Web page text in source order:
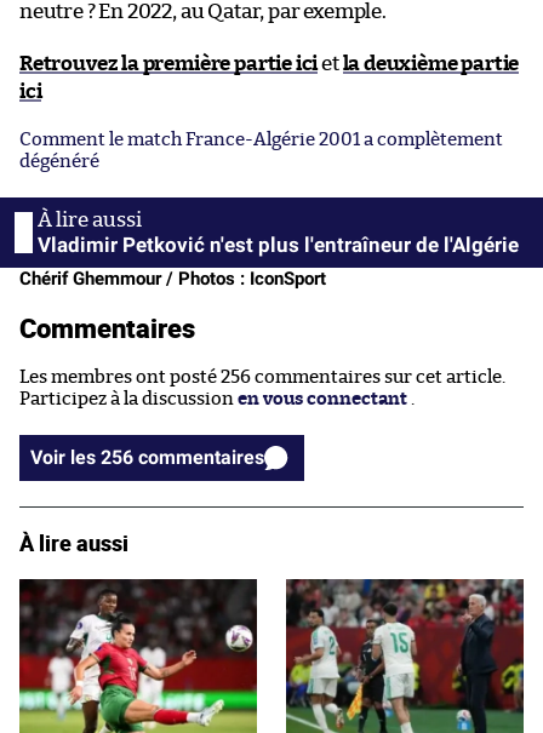
neutre ? En 2022, au Qatar, par exemple.
Retrouvez la première partie icietla deuxième partie
ici
Comment le match France-Algérie 2001 a complètement
dégénéré
Vladimir Petković n'est plus l'entraîneur de l'Algérie
Chérif Ghemmour / Photos : IconSport
Commentaires
Les membres ont posté 256 commentaires sur cet article.
Participez à la discussion en vous connectant .
Voir les 256 commentaires
À lire aussi